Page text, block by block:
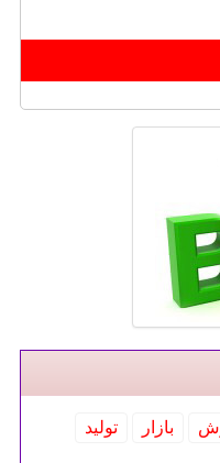
بازار
تولید